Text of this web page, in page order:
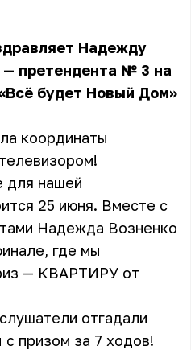
Надежду
претендента № 3 на
будет Новый Дом»
координаты
для нашей
25 июня. Вместе с
Надежда Возненко
где мы
— КВАРТИРУ от
отгадали
призом за 7 ходов!